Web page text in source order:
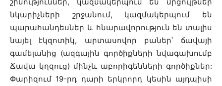
նկարիչների շրջանում, կազմակերպում են
պարահանդեսներ և հնարավորություն են տալիս
նայել էկզոտիկ, արտասովոր բաներ՝ ճավայի
գամելանից (ազգային գործիքների նվագախումբ
Ճավա կղզուց) մինչև աբորիգենների գործիքներ:
Փարիզում 19-րդ դարի երկրորդ կեսին այդպիսի